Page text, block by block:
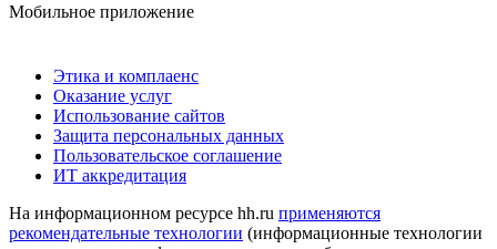
Мобильное приложение
Этика и комплаенс
Оказание услуг
Использование сайтов
Защита персональных данных
Пользовательское соглашение
ИТ аккредитация
На информационном ресурсе hh.ru применяются
рекомендательные технологии (информационные технологии